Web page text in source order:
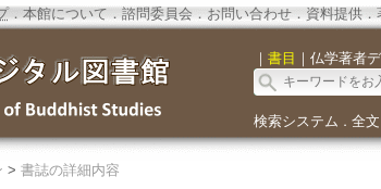
．本館について ． 諮問委員会． お問い合わせ． 資料提供．
｜ 書目 ｜ 仏学著者
検索システム ． 全
> 書誌の詳細内容